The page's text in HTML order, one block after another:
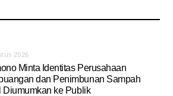
2026
Minta Identitas Perusahaan
dan Penimbunan Sampah
Diumumkan ke Publik